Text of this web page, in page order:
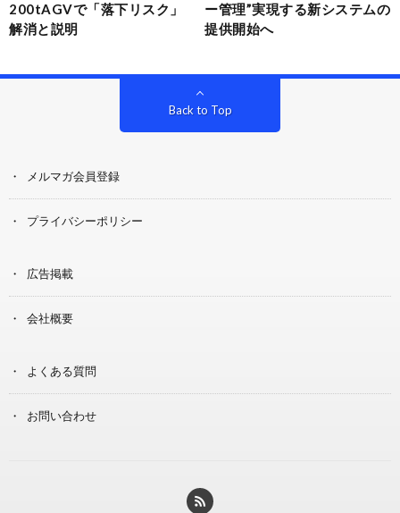
200tAGVで「落下リスク」
解消と説明
ー管理”実現する新システムの
提供開始へ
Back to Top
メルマガ会員登録
プライバシーポリシー
広告掲載
会社概要
よくある質問
お問い合わせ